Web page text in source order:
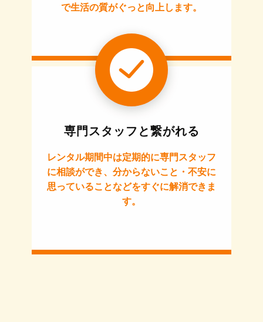
で生活の質がぐっと向上します。
専門スタッフと繋がれる
レンタル期間中は定期的に専門スタッフ
に相談ができ、分からないこと・不安に
思っていることなどをすぐに解消できま
す。